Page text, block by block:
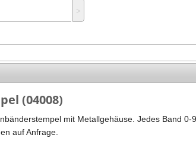
Stempel Kugelschreiber
Taucherstempel
Lehrerstempel
˃
(04008)
mit Metallgehäuse. Jedes Band 0-
auf Anfrage.